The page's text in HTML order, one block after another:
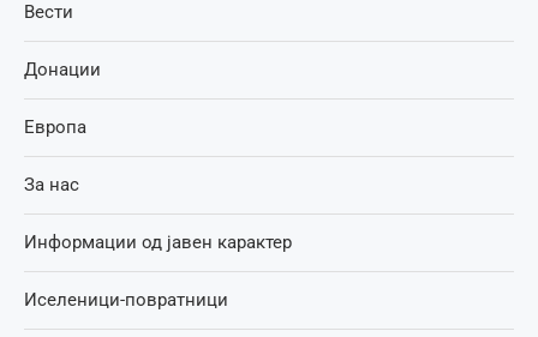
Вести
Донации
Европа
За нас
Информации од јавен карактер
Иселеници-повратници